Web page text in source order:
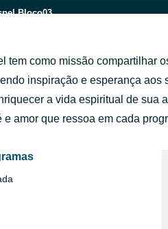
Bloco03
DEUS Bloco6
tem como missão compartilhar
inspiração e esperança aos
a vida espiritual de sua
e amor que ressoa em cada